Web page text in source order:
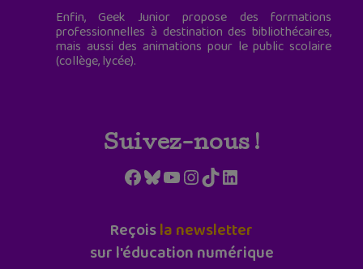
Enfin, Geek Junior propose des formations
professionnelles à destination des bibliothécaires,
mais aussi des animations pour le public scolaire
(collège, lycée).
Suivez-nous !
Facebook
Bluesky
YouTube
Instagram
TikTokLinkedIn
Reçoisla newsletter
sur l'éducation numérique